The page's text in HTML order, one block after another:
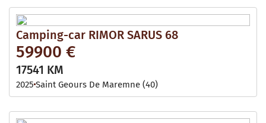
Camping-car RIMOR SARUS 68
59900 €
17541 KM
2025 Saint Geours De Maremne (40)